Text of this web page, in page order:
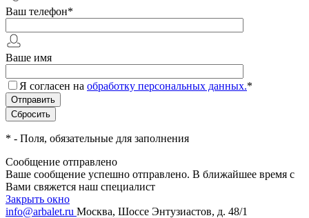
Ваш телефон*
Ваше имя
Я согласен на обработку персональных данных.*
* - Поля, обязательные для заполнения
Сообщение отправлено
Ваше сообщение успешно отправлено. В ближайшее время с
Вами свяжется наш специалист
Закрыть окно
info@arbalet.ru Москва, Шоссе Энтузиастов, д. 48/1